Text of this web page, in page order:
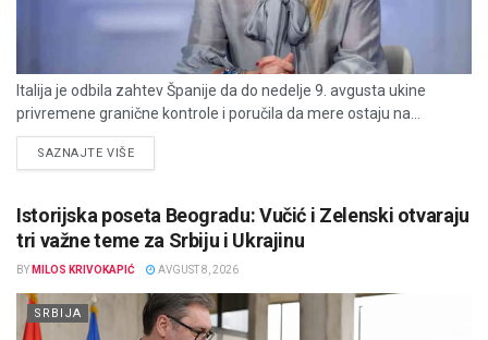
Italija je odbila zahtev Španije da do nedelje 9. avgusta ukine
privremene granične kontrole i poručila da mere ostaju na...
SAZNAJTE VIŠEDETAILS
Istorijska poseta Beogradu: Vučić i Zelenski otvaraju
tri važne teme za Srbiju i Ukrajinu
BY MILOS KRIVOKAPIĆ AVGUST 8, 2026
SRBIJA